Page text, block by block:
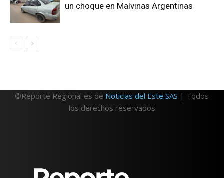
un choque en Malvinas Argentinas
©Reporte Regional es de Noticias del Este SAS | Todos
los derechos reservados